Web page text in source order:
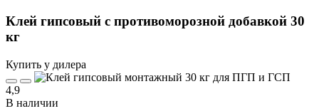
Клей гипсовый с противоморозной добавкой 30
кг
Купить у дилера
4,9
В наличии